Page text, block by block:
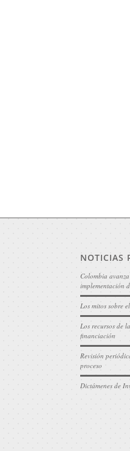
NOTICIAS
Colombia
implementación
Los mitos sobre
Los recursos de
financiación
Revisión
proceso
Dictámenes de